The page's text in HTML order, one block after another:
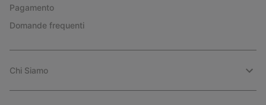
Pagamento
Domande frequenti
Chi Siamo